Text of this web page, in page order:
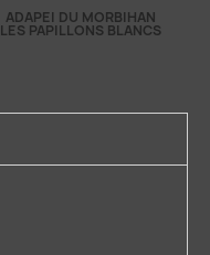
ADAPEI DU MORBIHAN
LES PAPILLONS BLANCS